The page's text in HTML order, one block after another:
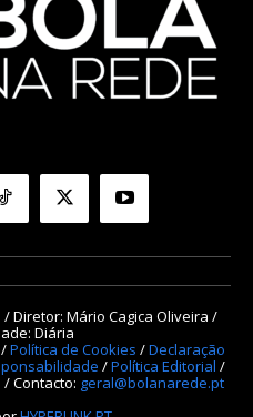
Diretor: Mário Cagica Oliveira /
Diária
/Política de Cookies /Declaração
/Política Editorial /
/ Contacto: geral@bolanarede.pt